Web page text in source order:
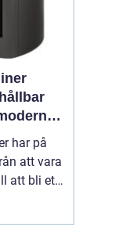
har på
att vara
att bli ett